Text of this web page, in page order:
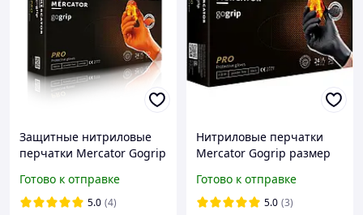
Защитные нитриловые
перчатки Mercator Gogrip
Готово к отправке
5.0 (4)
Нитриловые перчатки
Mercator Gogrip размер
Готово к отправке
5.0 (3)